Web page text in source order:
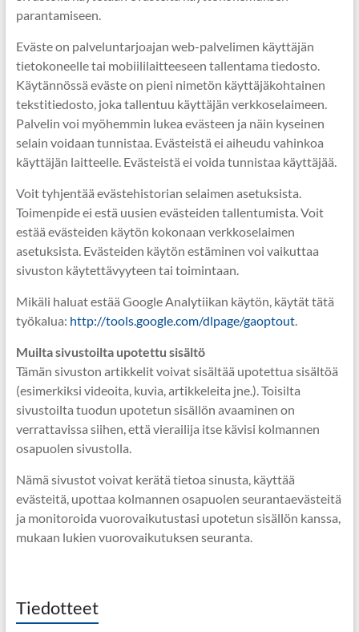
parantamiseen.
Eväste on palveluntarjoajan web-palvelimen käyttäjän
tietokoneelle tai mobiililaitteeseen tallentama tiedosto.
Käytännössä eväste on pieni nimetön käyttäjäkohtainen
tekstitiedosto, joka tallentuu käyttäjän verkkoselaimeen.
Palvelin voi myöhemmin lukea evästeen ja näin kyseinen
selain voidaan tunnistaa. Evästeistä ei aiheudu vahinkoa
käyttäjän laitteelle. Evästeistä ei voida tunnistaa käyttäjää.
Voit tyhjentää evästehistorian selaimen asetuksista.
Toimenpide ei estä uusien evästeiden tallentumista. Voit
estää evästeiden käytön kokonaan verkkoselaimen
asetuksista. Evästeiden käytön estäminen voi vaikuttaa
sivuston käytettävyyteen tai toimintaan.
Mikäli haluat estää Google Analytiikan käytön, käytät tätä
työkalua: http://tools.google.com/dlpage/gaoptout.
Muilta sivustoilta upotettu sisältö
Tämän sivuston artikkelit voivat sisältää upotettua sisältöä
(esimerkiksi videoita, kuvia, artikkeleita jne.). Toisilta
sivustoilta tuodun upotetun sisällön avaaminen on
verrattavissa siihen, että vierailija itse kävisi kolmannen
osapuolen sivustolla.
Nämä sivustot voivat kerätä tietoa sinusta, käyttää
evästeitä, upottaa kolmannen osapuolen seurantaevästeitä
ja monitoroida vuorovaikutustasi upotetun sisällön kanssa,
mukaan lukien vuorovaikutuksen seuranta.
Tiedotteet